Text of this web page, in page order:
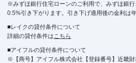
※みずほ銀行住宅ローンのご利用で、みずほ銀
0.5%引き下がります。引き下げ適用後の金利は
■レイクの貸付条件について
詳細の貸付条件はこちら
■アイフルの貸付条件について
※【商号】アイフル株式会社【登録番号】近畿